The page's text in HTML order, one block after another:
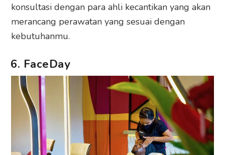
konsultasi dengan para ahli kecantikan yang akan
merancang perawatan yang sesuai dengan
kebutuhanmu.
6. FaceDay